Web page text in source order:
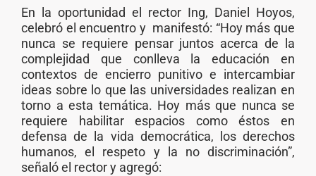
En la oportunidad el rector Ing, Daniel Hoyos,
celebró el encuentro y manifestó: “Hoy más que
nunca se requiere pensar juntos acerca de la
complejidad que conlleva la educación en
contextos de encierro punitivo e intercambiar
ideas sobre lo que las universidades realizan en
torno a esta temática. Hoy más que nunca se
requiere habilitar espacios como éstos en
defensa de la vida democrática, los derechos
humanos, el respeto y la no discriminación”,
señaló el rector y agregó: